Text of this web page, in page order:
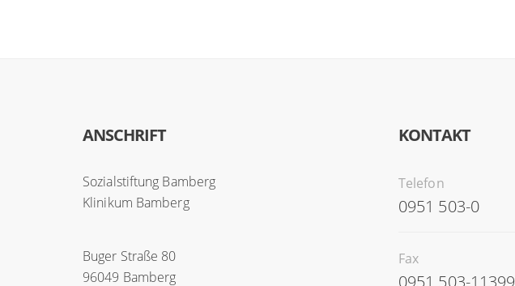
ANSCHRIFT
Sozialstiftung Bamberg
Klinikum Bamberg
Buger Straße 80
96049 Bamberg
KONTAKT
Telefon
0951 503-0
Fax
0951 503-11399